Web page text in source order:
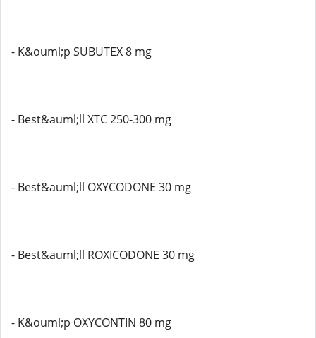
- K&ouml;p SUBUTEX 8 mg
- Best&auml;ll XTC 250-300 mg
- Best&auml;ll OXYCODONE 30 mg
- Best&auml;ll ROXICODONE 30 mg
- K&ouml;p OXYCONTIN 80 mg